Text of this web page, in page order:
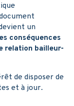
un
conséquences
relation bailleur-
de disposer de
et à jour.